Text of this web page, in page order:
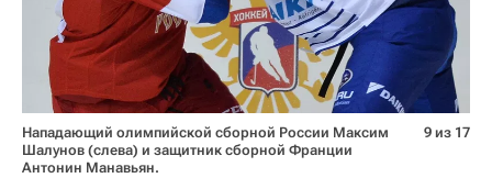
Нападающий олимпийской сборной России Максим
Шалунов (слева) и защитник сборной Франции
Антонин Манавьян.
9 из 17